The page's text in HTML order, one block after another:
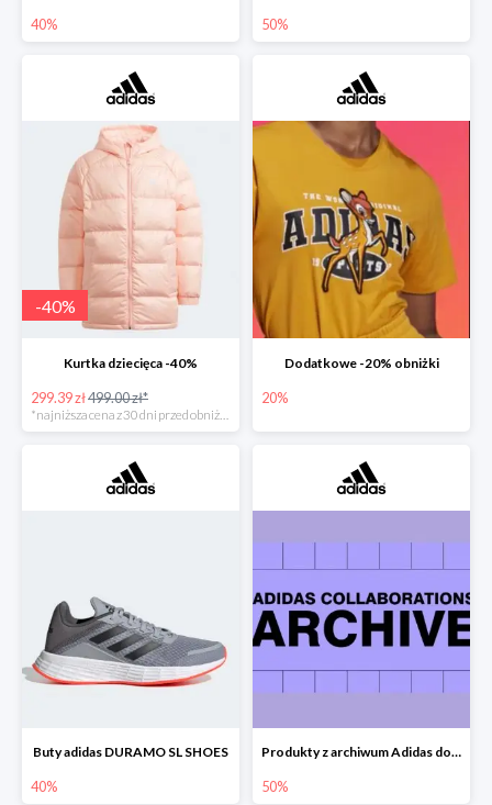
40% 50%
-40%
Kurtka dziecięca -40%
299.39 zł499.00 zł*
Dodatkowe -20% obniżki
20%
Buty adidas DURAMO SL SHOES
40%
Produkty z archiwum Adidas do -50%
50%